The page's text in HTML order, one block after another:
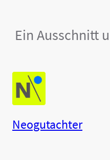
Ein Ausschnitt
Neogutachter